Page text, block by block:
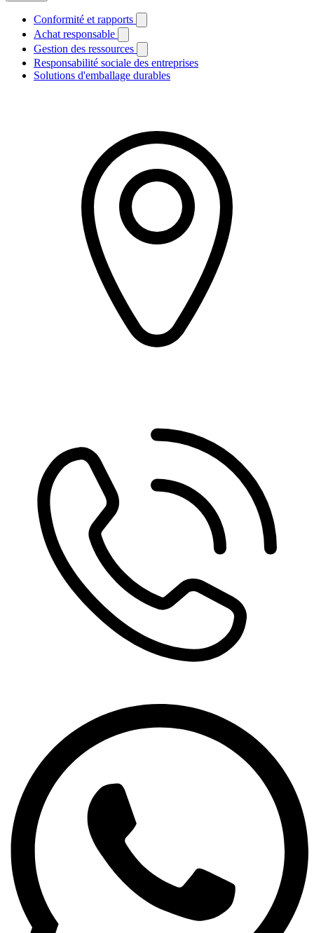
Conformité et rapports
Achat responsable
Gestion des ressources
Responsabilité sociale des entreprises
Solutions d'emballage durables